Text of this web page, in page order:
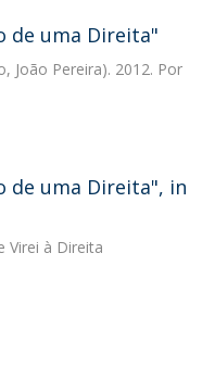
de uma Direita"
João Pereira). 2012. Por
de uma Direita", in
Virei à Direita